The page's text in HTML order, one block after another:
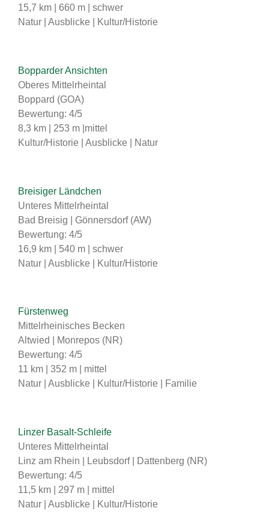
15,7 km | 660 m | schwer
Natur | Ausblicke | Kultur/Historie
Bopparder Ansichten
Oberes Mittelrheintal
Boppard (GOA)
Bewertung: 4/5
8,3 km | 253 m |mittel
Kultur/Historie | Ausblicke | Natur
Breisiger Ländchen
Unteres Mittelrheintal
Bad Breisig | Gönnersdorf (AW)
Bewertung: 4/5
16,9 km | 540 m | schwer
Natur | Ausblicke | Kultur/Historie
Fürstenweg
Mittelrheinisches Becken
Altwied | Monrepos (NR)
Bewertung: 4/5
11 km | 352 m | mittel
Natur | Ausblicke | Kultur/Historie | Familie
Linzer Basalt-Schleife
Unteres Mittelrheintal
Linz am Rhein | Leubsdorf | Dattenberg (NR)
Bewertung: 4/5
11,5 km | 297 m | mittel
Natur | Ausblicke | Kultur/Historie